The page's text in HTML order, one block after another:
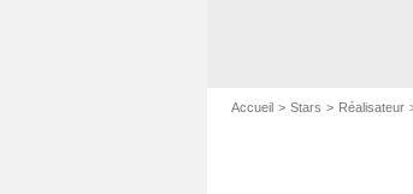
Accueil Stars Réalisateur